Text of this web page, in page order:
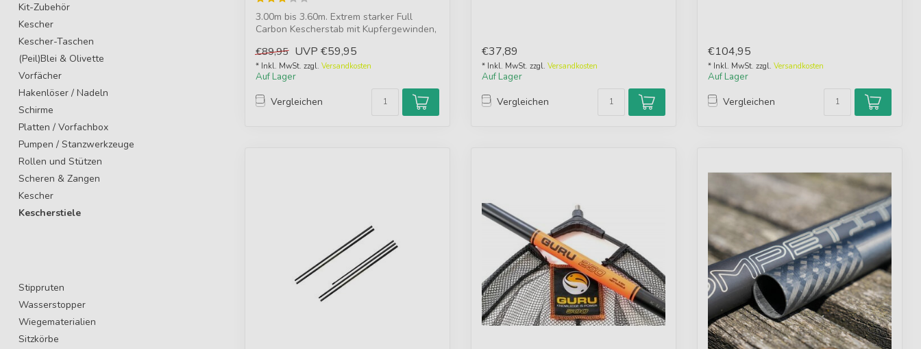
Kit-Zubehör
Kescher
Kescher-Taschen
(Peil)Blei & Olivette
Vorfächer
Hakenlöser / Nadeln
Schirme
Platten / Vorfachbox
Pumpen / Stanzwerkzeuge
Rollen und Stützen
Scheren & Zangen
Kescher
Kescherstiele
Stippruten
Wasserstopper
Wiegematerialien
Sitzkörbe
3.00m bis 3.60m. Extrem starker Full
Carbon Kescherstab mit Kupfergewinden,
€89,95 UVP €59,95
* Inkl. MwSt. zzgl. Versandkosten
Auf Lager
Vergleichen
€37,89
* Inkl. MwSt. zzgl. Versandkosten
Auf Lager
Vergleichen
€104,95
* Inkl. MwSt. zzgl. Versandkosten
Auf Lager
Vergleichen